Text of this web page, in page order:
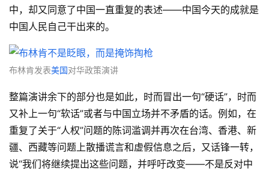
中，却又同意了中国一直重复的表述——中国今天的成就是
中国人民自己干出来的。
布林肯发表美国对华政策演讲
整篇演讲余下的部分也是如此，时而冒出一句“硬话”，时而
又补上一句“软话”或者与中国立场并不矛盾的话。例如，在
重复了关于“人权”问题的陈词滥调并再次在台湾、香港、新
疆、西藏等问题上散播谎言和虚假信息之后，又话锋一转，
说“我们将继续提出这些问题，并呼吁改变——不是反对中